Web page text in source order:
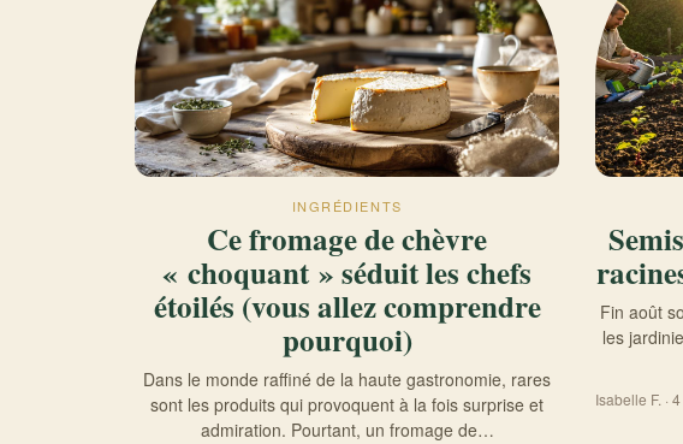
INGRÉDIENTS
Ce fromage de chèvre
« choquant » séduit les chefs
étoilés (vous allez comprendre
pourquoi)
Dans le monde raffiné de la haute gastronomie, rares
sont les produits qui provoquent à la fois surprise et
admiration. Pourtant, un fromage de…
Fin août
les
Isabelle F. ·